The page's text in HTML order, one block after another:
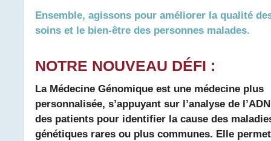
Ensemble, agissons pour améliorer la qualité
soins et le bien-être des personnes malades.
NOTRE NOUVEAU DÉFI :
La Médecine Génomique est une médecine plus
personnalisée, s’appuyant sur l’analyse de l’ADN
des patients pour identifier la cause des
génétiques rares ou plus communes. Elle permet